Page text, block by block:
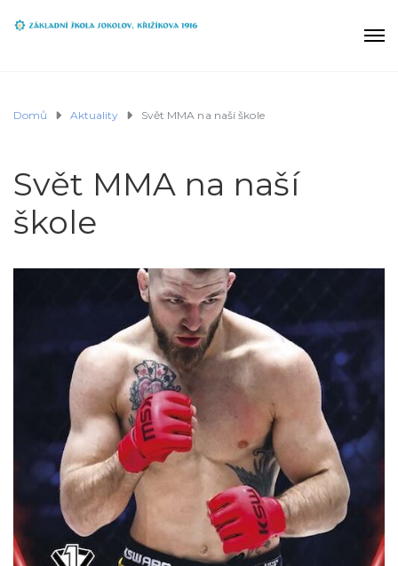
Domů Aktuality Svět MMA na naší škole
Svět MMA na naší
škole